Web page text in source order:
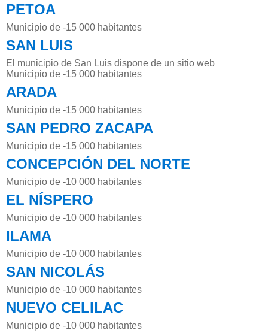
PETOA
Municipio de -15 000 habitantes
SAN LUIS
El municipio de San Luis dispone de un sitio web
Municipio de -15 000 habitantes
ARADA
Municipio de -15 000 habitantes
SAN PEDRO ZACAPA
Municipio de -15 000 habitantes
CONCEPCIÓN DEL NORTE
Municipio de -10 000 habitantes
EL NÍSPERO
Municipio de -10 000 habitantes
ILAMA
Municipio de -10 000 habitantes
SAN NICOLÁS
Municipio de -10 000 habitantes
NUEVO CELILAC
Municipio de -10 000 habitantes